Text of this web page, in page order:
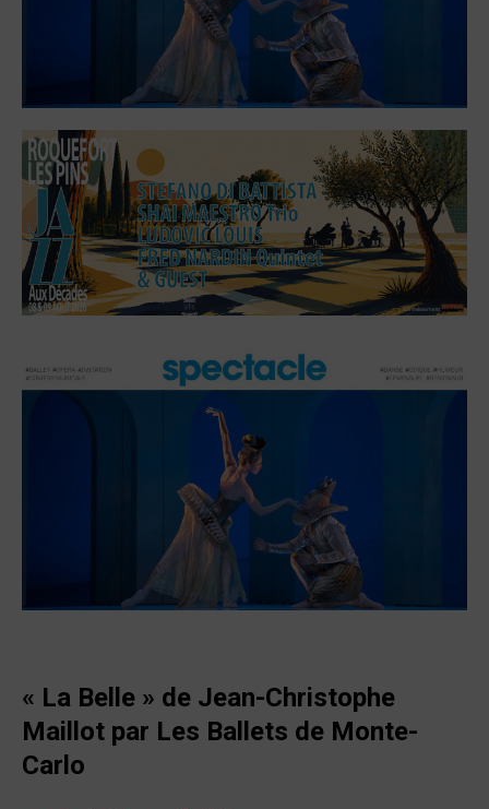
« La Belle » de Jean-Christophe
Maillot par Les Ballets de Monte-
Carlo